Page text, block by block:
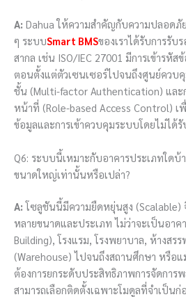
A: Dahua ให้ความสำคัญกับความปลอด
ๆ ระบบSmart BMSของเราได้รับการรับ
สากล เช่น ISO/IEC 27001 มีการเข้ารหั
ตอนตั้งแต่ตัวเซนเซอร์ไปจนถึงศูนย์ควบ
ชั้น (Multi-factor Authentication) และ
หน้าที่ (Role-based Access Control) เ
ข้อมูลและการเข้าควบคุมระบบโดยไม่ได้
Q6: ระบบนี้เหมาะกับอาคารประเภทใดบ้
ขนาดใหญ่เท่านั้นหรือเปล่า?
A: โซลูชันนี้มีความยืดหยุ่นสูง (Scalable)
หลายขนาดและประเภท ไม่ว่าจะเป็นอาค
Building), โรงแรม, โรงพยาบาล, ห้างสร
(Warehouse) ไปจนถึงสถานศึกษา หรือ
ต้องการยกระดับประสิทธิภาพการจัดการ
สามารถเลือกติดตั้งเฉพาะโมดูลที่จำเป็น